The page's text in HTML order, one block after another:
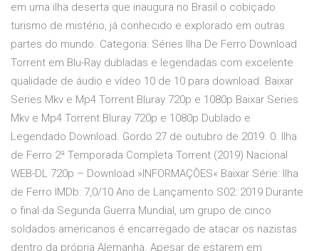
em uma ilha deserta que inaugura no Brasil o cobiçado
turismo de mistério, já conhecido e explorado em outras
partes do mundo. Categoria: Séries Ilha De Ferro Download
Torrent em Blu-Ray dubladas e legendadas com excelente
qualidade de áudio e vídeo 10 de 10 para download. Baixar
Series Mkv e Mp4 Torrent Bluray 720p e 1080p Baixar Series
Mkv e Mp4 Torrent Bluray 720p e 1080p Dublado e
Legendado Download. Gordo 27 de outubro de 2019. 0. Ilha
de Ferro 2ª Temporada Completa Torrent (2019) Nacional
WEB-DL 720p – Download »INFORMAÇÕES« Baixar Série: Ilha
de Ferro IMDb: 7,0/10 Ano de Lançamento S02: 2019 Durante
o final da Segunda Guerra Mundial, um grupo de cinco
soldados americanos é encarregado de atacar os nazistas
dentro da própria Alemanha. Apesar de estarem em